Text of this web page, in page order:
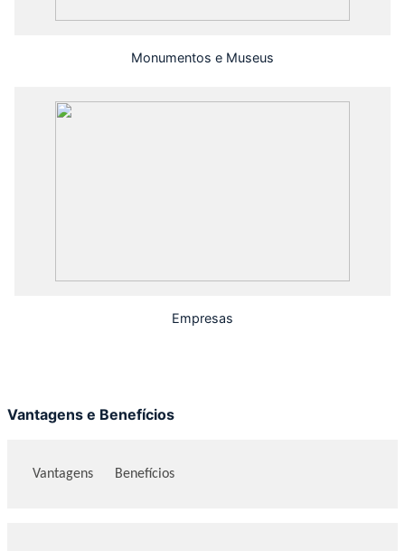
Monumentos e Museus
Empresas
Vantagens e Benefícios
Vantagens Benefícios